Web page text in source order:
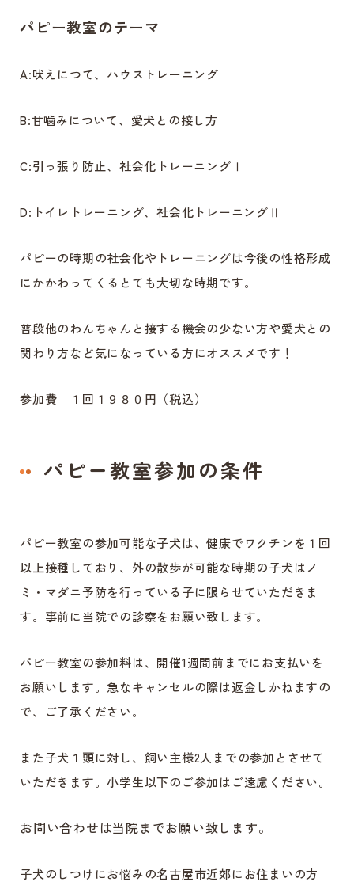
パピー教室のテーマ
A:吠えにつて、ハウストレーニング
B:甘噛みについて、愛犬との接し方
C:引っ張り防止、社会化トレーニングⅠ
D:トイレトレーニング、社会化トレーニングⅡ
パピーの時期の社会化やトレーニングは今後の性格形成
にかかわってくるとても大切な時期です。
普段他のわんちゃんと接する機会の少ない方や愛犬との
関わり方など気になっている方にオススメです！
参加費 １回１９８０円（税込）
パピー教室参加の条件
パピー教室の参加可能な子犬は、健康でワクチンを１回
以上接種しており、外の散歩が可能な時期の子犬はノ
ミ・マダニ予防を行っている子に限らせていただきま
す。事前に当院での診察をお願い致します。
パピー教室の参加料は、開催1週間前までにお支払いを
お願いします。急なキャンセルの際は返金しかねますの
で、ご了承ください。
また子犬１頭に対し、飼い主様2人までの参加とさせて
いただきます。小学生以下のご参加はご遠慮ください。
お問い合わせは当院までお願い致します。
子犬のしつけにお悩みの名古屋市近郊にお住まいの方